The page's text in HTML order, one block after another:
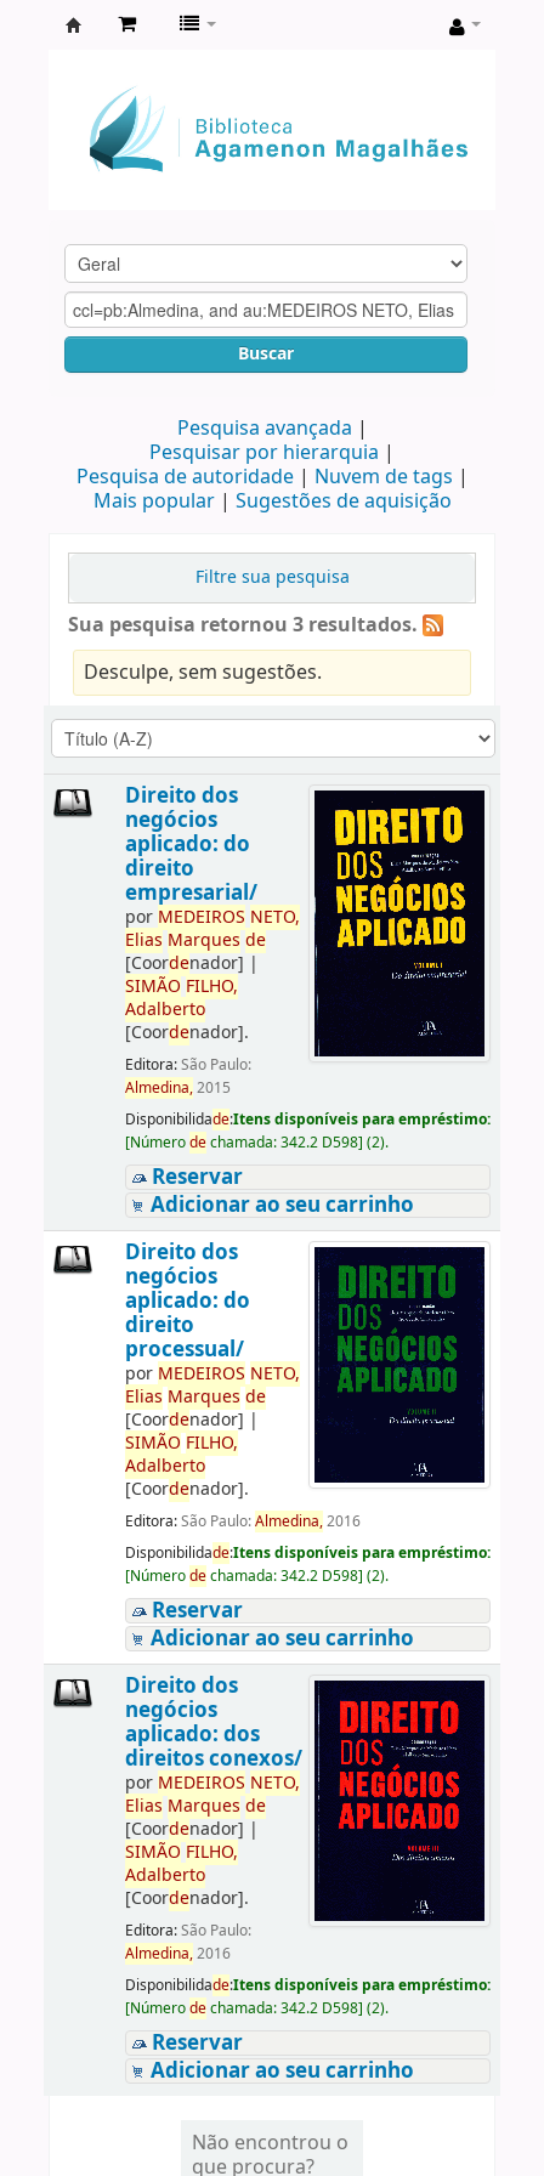
Agamenon
Magalhães
Buscar
Pesquisa avançada
Pesquisar por hierarquia
Pesquisa de autoridade
Nuvem de tags
Mais popular
Sugestões de aquisição
Filtre sua pesquisa
Sua pesquisa retornou 3 resultados.
Desculpe, sem sugestões.
Direito dos
negócios
aplicado: do
direito
empresarial/
por MEDEIROS NETO,
Elias Marques de
[Coordenador] |
SIMÃO FILHO,
Adalberto
[Coordenador].
Editora:São Paulo:
Almedina,2015
Disponibilidade:Itens disponíveis para empréstimo:
[Númerodechamada:342.2 D598] (2).
Reservar
Adicionar ao seu carrinho
Direito dos
negócios
aplicado: do
direito
processual/
por MEDEIROS NETO,
Elias Marques de
[Coordenador] |
SIMÃO FILHO,
Adalberto
[Coordenador].
Editora:São Paulo:Almedina,2016
Disponibilidade:Itens disponíveis para empréstimo:
[Númerodechamada:342.2 D598] (2).
Reservar
Adicionar ao seu carrinho
Direito dos
negócios
aplicado: dos
direitos conexos/
por MEDEIROS NETO,
Elias Marques de
[Coordenador] |
SIMÃO FILHO,
Adalberto
[Coordenador].
Editora:São Paulo:
Almedina,2016
Disponibilidade:Itens disponíveis para empréstimo:
[Númerodechamada:342.2 D598] (2).
Reservar
Adicionar ao seu carrinho
Não encontrou o
que procura?